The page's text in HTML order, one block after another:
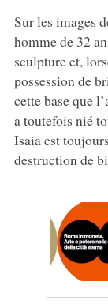
Sur les images
homme de 32
sculpture et,
possession de
cette base que
a toutefois nié
Isaia est
destruction de